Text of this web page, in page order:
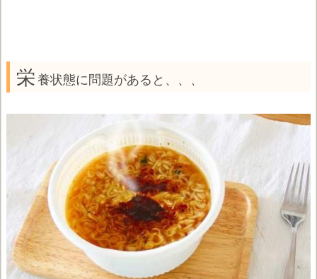
栄養状態に問題があると、、、